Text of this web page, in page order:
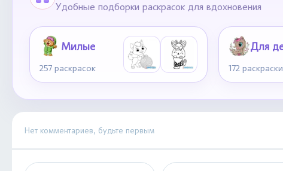
Удобные подборки раскрасок для вдохновения
Милые
257 раскрасок 172 раскраски
Нет комментариев, будьте первым